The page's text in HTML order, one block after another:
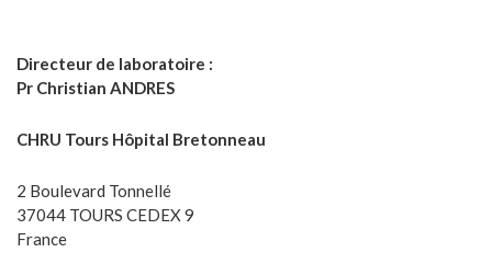
Directeur de laboratoire :
Pr Christian ANDRES
CHRU Tours Hôpital Bretonneau
2 Boulevard Tonnellé
37044 TOURS CEDEX 9
France